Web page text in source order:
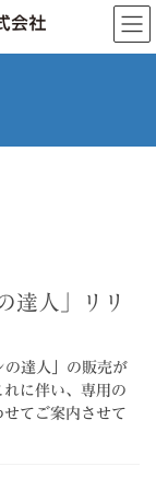
達人」リリ
達人」の販売が
に伴い、専用の
てご案内させて